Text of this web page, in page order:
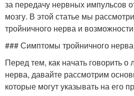
за передачу нервных импульсов
мозгу. В этой статье мы
тройничного нерва и
### Симптомы тройничного нерва
Перед тем, как начать говорить о
нерва, давайте рассмотрим
которые могут указывать на его